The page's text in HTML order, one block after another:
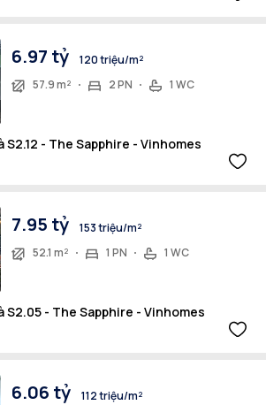
6.97 tỷ
120 triệu/m²
57.9 m²
2 PN 1 WC
- The Sapphire - Vinhomes
7.95 tỷ
153 triệu/m²
52.1 m²
1 PN 1 WC
S2.05 - The Sapphire - Vinhomes
6.06 tỷ
112 triệu/m²